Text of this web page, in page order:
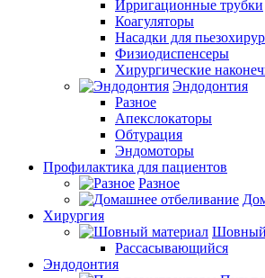
Ирригационные трубки
Коагуляторы
Насадки для
Физиодиспенсеры
Хирургические
Эндодонтия
Разное
Апекслокаторы
Обтурация
Эндомоторы
Профилактика для пациентов
Разное
Хирургия
Шовный
Рассасывающийся
Эндодонтия